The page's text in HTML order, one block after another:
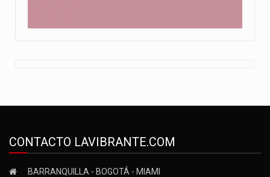
CONTACTO LAVIBRANTE.COM
BARRANQUILLA - BOGOTÁ - MIAMI